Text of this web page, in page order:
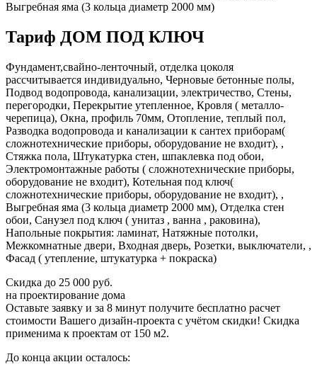
Выгребная яма (3 кольца диаметр 2000 мм)
Тариф ДОМ ПОД КЛЮЧ
Фундамент,свайно-ленточный, отделка цоколя
рассчитывается индивидуально, Черновые бетонные полы,
Подвод водопровода, канализации, электричество, Стены,
перегородки, Перекрытие утепленное, Кровля ( металло-
черепица), Окна, профиль 70мм, Отопление, теплый пол,
Разводка водопровода и канализации к сантех приборам(
сложнотехнические приборы, оборудование не входит), ,
Стяжка пола, Штукатурка стен, шпаклевка под обои,
Электромонтажные работы ( сложнотехнические приборы,
оборудование не входит), Котельная под ключ(
сложнотехнические приборы, оборудование не входит), ,
Выгребная яма (3 кольца диаметр 2000 мм), Отделка стен
обои, Санузел под ключ ( унитаз , ванна , раковина),
Напольные покрытия: ламинат, Натяжные потолки,
Межкомнатные двери, Входная дверь, Розетки, выключатели, ,
Фасад ( утепление, штукатурка + покраска)
Скидка до 25 000 руб.
на проектирование дома
Оставьте заявку и за 8 минут получите бесплатно расчет
стоимости Вашего дизайн-проекта с учётом скидки! Скидка
применима к проектам от 150 м2.
До конца акции осталось: